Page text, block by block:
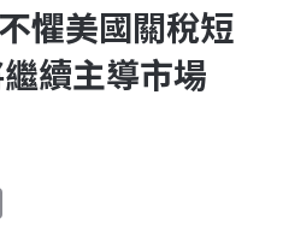
懼美國關稅短
續主導市場